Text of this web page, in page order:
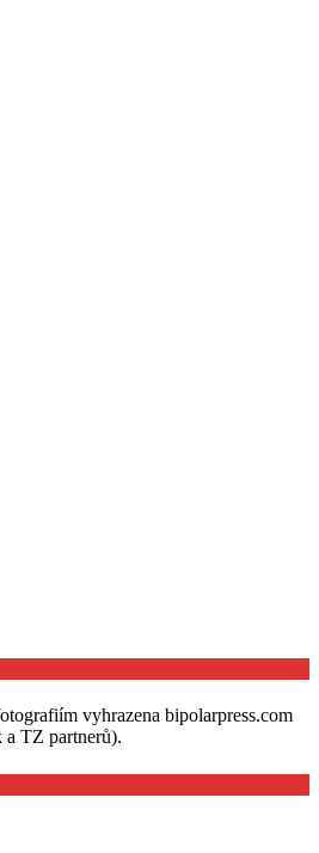
vyhrazena bipolarpress.com
a TZ partnerů).